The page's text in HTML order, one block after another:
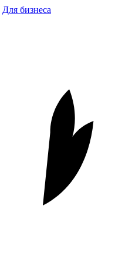
Для бизнеса